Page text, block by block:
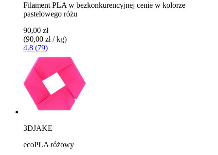
Filament PLA w bezkonkurencyjnej cenie w kolorze
pastelowego różu
90,00 zł
(90,00 zł / kg)
4.8 (79)
3DJAKE
ecoPLA różowy